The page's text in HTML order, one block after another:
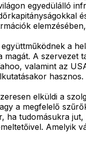
egyedülálló
a
A
valamint az
hasznos.
elküldi a
a megfelelő
ha tudomásukra
Amelyik